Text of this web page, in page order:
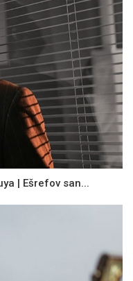
| Ešrefov san...